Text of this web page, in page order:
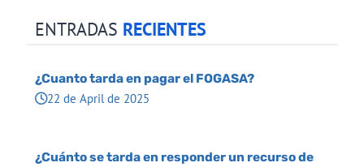
ENTRADAS RECIENTES
¿Cuanto tarda en pagar el FOGASA?
22 de April de 2025
¿Cuánto se tarda en responder un recurso de